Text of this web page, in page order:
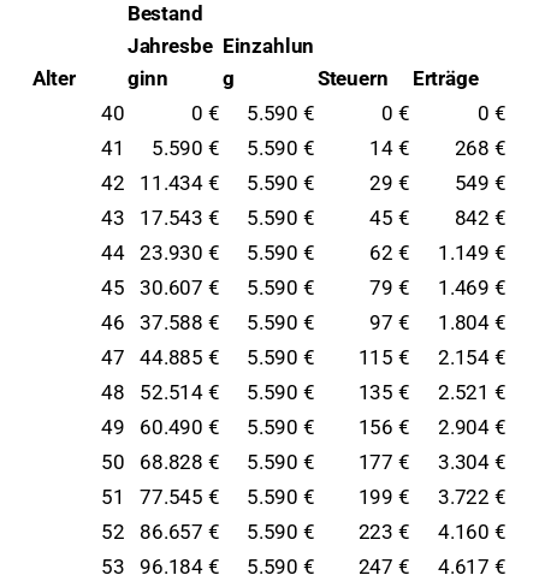
Alter
Bestand
Jahresbe
ginn
Einzahlun
g
Steuern
Erträge
40
0 € 5.590 € 0 €
0 €
41
5.590 € 5.590 € 14 €
268 €
42
11.434 € 5.590 € 29 €
549 €
43
17.543 € 5.590 € 45 €
842 €
44
23.930 € 5.590 € 62 €
1.149 €
45
30.607 € 5.590 € 79 €
1.469 €
46
37.588 € 5.590 € 97 €
1.804 €
47
44.885 € 5.590 € 115 €
2.154 €
48
52.514 € 5.590 € 135 €
2.521 €
49
60.490 € 5.590 € 156 €
2.904 €
50
68.828 € 5.590 € 177 €
3.304 €
51
77.545 € 5.590 € 199 €
3.722 €
52
86.657 € 5.590 € 223 €
4.160 €
53
96.184 € 5.590 € 247 €
4.617 €